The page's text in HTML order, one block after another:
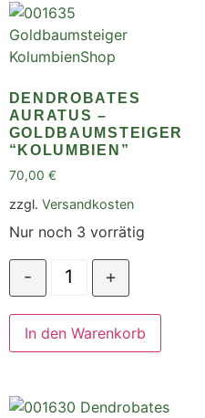
DENDROBATES
AURATUS –
GOLDBAUMSTEIGER
“KOLUMBIEN”
70,00 €
zzgl. Versandkosten
Nur noch 3 vorrätig
- +
In den Warenkorb